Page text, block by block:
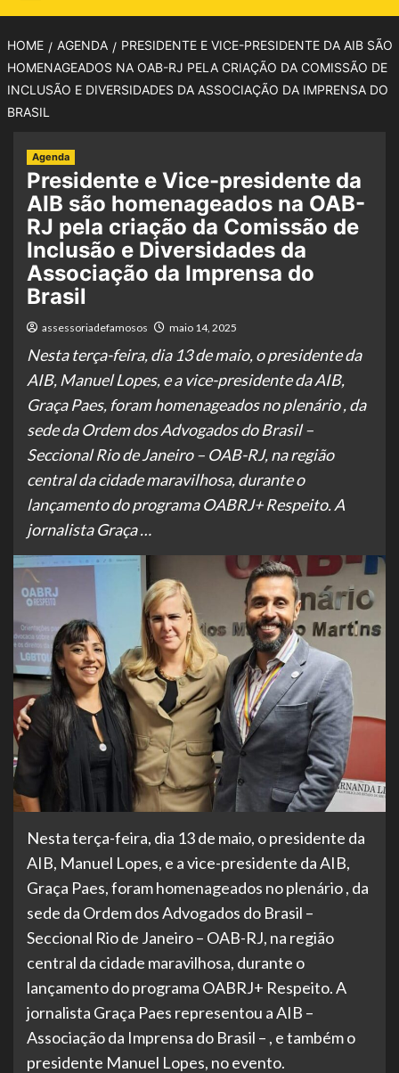
HOME AGENDA
PRESIDENTE E VICE-PRESIDENTE DA AIB SÃO
HOMENAGEADOS NA OAB-RJ PELA CRIAÇÃO DA COMISSÃO DE
INCLUSÃO E DIVERSIDADES DA ASSOCIAÇÃO DA IMPRENSA DO
BRASIL
Agenda
Presidente e Vice-presidente da
AIB são homenageados na OAB-
RJ pela criação da Comissão de
Inclusão e Diversidades da
Associação da Imprensa do
Brasil
assessoriadefamosos maio 14, 2025
Nesta terça-feira, dia 13 de maio, o presidente da
AIB, Manuel Lopes, e a vice-presidente da AIB,
Graça Paes, foram homenageados no plenário , da
sede da Ordem dos Advogados do Brasil –
Seccional Rio de Janeiro – OAB-RJ, na região
central da cidade maravilhosa, durante o
lançamento do programa OABRJ+ Respeito. A
jornalista Graça …
Nesta terça-feira, dia 13 de maio, o presidente da
AIB, Manuel Lopes, e a vice-presidente da AIB,
Graça Paes, foram homenageados no plenário , da
sede da Ordem dos Advogados do Brasil –
Seccional Rio de Janeiro – OAB-RJ, na região
central da cidade maravilhosa, durante o
lançamento do programa OABRJ+ Respeito. A
jornalista Graça Paes representou a AIB –
Associação da Imprensa do Brasil – , e também o
presidente Manuel Lopes, no evento.